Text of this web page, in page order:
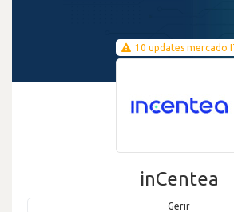
10 updates mercado
inCentea
Gerir